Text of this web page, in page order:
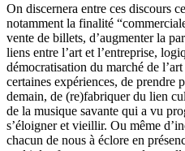
On discernera entre ces discours
notamment la finalité
vente de billets, d’augmenter la
liens entre l’art et l’entreprise,
démocratisation du marché de
certaines expériences, de prendre
demain, de (re)fabriquer du lien
de la musique savante qui a vu
s’éloigner et vieillir. Ou même
chacun de nous à éclore en